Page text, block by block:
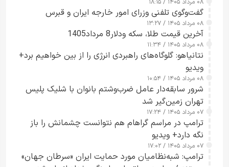
۰۸ مرداد ۱۴۰۵ / ۱۸:۱۵
گفت‌وگوی تلفنی وزرای امور خارجه ایران و قبرس
۰۸ مرداد ۱۴۰۵ / ۱۳:۲۷
آخرین قیمت طلا، سکه ودلار8 مرداد1405
۰۸ مرداد ۱۴۰۵ / ۱۱:۳۴
نتانیاهو: گلوگاه‌های راهبردی انرژی را از بین خواهیم برد+
ویدیو
۰۸ مرداد ۱۴۰۵ / ۱۰:۵۴
شرور سابقه‌دار عامل ضرب‌وشتم بانوان با شلیک پلیس
تهران زمین‌گیر شد
۰۷ مرداد ۱۴۰۵ / ۱۷:۲۴
ترامپ در مراسم گراهام هم نتوانست چشمانش را باز
نگه دارد+ ویدیو
۰۷ مرداد ۱۴۰۵ / ۱۷:۰۲
ترامپ: شبه‌نظامیان مورد حمایت ایران «سرطان جهان»